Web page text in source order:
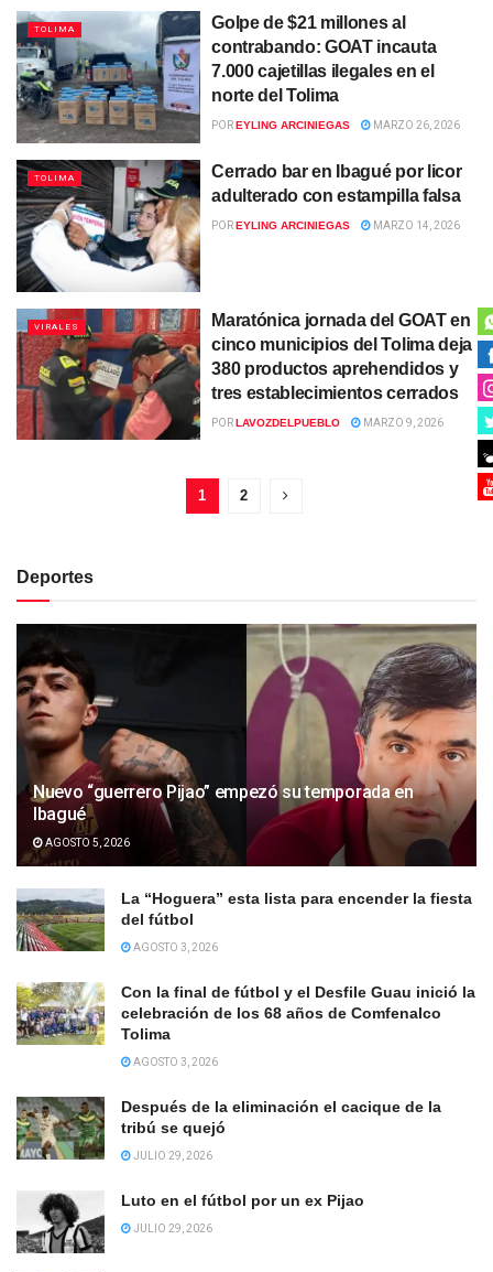
TOLIMA
Golpe de $21 millones al
contrabando: GOAT incauta
7.000 cajetillas ilegales en el
norte del Tolima
POR EYLING ARCINIEGAS MARZO 26, 2026
TOLIMA
Cerrado bar en Ibagué por licor
adulterado con estampilla falsa
POREYLING ARCINIEGAS MARZO 14, 2026
VIRALES
Maratónica jornada del GOAT en
cinco municipios del Tolima deja
380 productos aprehendidos y
tres establecimientos cerrados
PORLAVOZDELPUEBLO MARZO 9, 2026
1 2
Deportes
Nuevo “guerrero Pijao” empezó su temporada en
Ibagué
AGOSTO 5, 2026
La “Hoguera” esta lista para encender la fiesta
del fútbol
AGOSTO 3, 2026
Con la final de fútbol y el Desfile Guau inició la
celebración de los 68 años de Comfenalco
Tolima
AGOSTO 3, 2026
Después de la eliminación el cacique de la
tribú se quejó
JULIO 29, 2026
Luto en el fútbol por un ex Pijao
JULIO 29, 2026